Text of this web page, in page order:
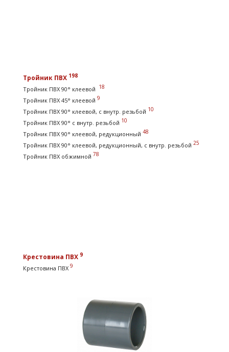
Тройник ПВХ 198
Тройник ПВХ 90° клеевой 18
Тройник ПВХ 45° клеевой 9
Тройник ПВХ 90° клеевой, с внутр. резьбой 10
Тройник ПВХ 90° с внутр. резьбой 10
Тройник ПВХ 90° клеевой, редукционный 48
Тройник ПВХ 90° клеевой, редукционный, с внутр. резьбой 25
Тройник ПВХ обжимной 78
Крестовина ПВХ 9
Крестовина ПВХ 9